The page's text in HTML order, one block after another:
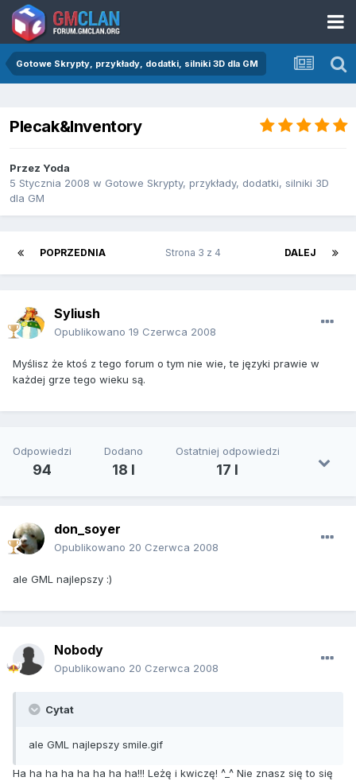
Gotowe Skrypty, przykłady, dodatki, silniki 3D dla GM
Plecak&Inventory
Przez Yoda
5 Stycznia 2008 w Gotowe Skrypty, przykłady, dodatki, silniki 3D
dla GM
POPRZEDNIA DALEJ
Strona 3 z 4
Syliush
Opublikowano 19 Czerwca 2008
Myślisz że ktoś z tego forum o tym nie wie, te języki prawie w
każdej grze tego wieku są.
Odpowiedzi
94
Dodano
18 l
Ostatniej odpowiedzi
17 l
don_soyer
Opublikowano 20 Czerwca 2008
ale GML najlepszy :)
Nobody
Opublikowano 20 Czerwca 2008
Cytat
ale GML najlepszy smile.gif
Ha ha ha ha ha ha ha ha!!! Leżę i kwiczę! ^_^ Nie znasz się to się